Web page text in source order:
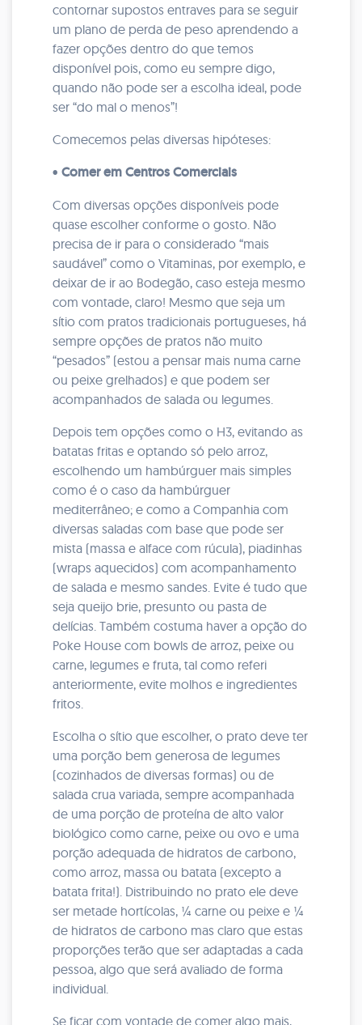
contornar supostos entraves para se seguir
um plano de perda de peso aprendendo a
fazer opções dentro do que temos
disponível pois, como eu sempre digo,
quando não pode ser a escolha ideal, pode
ser “do mal o menos”!
Comecemos pelas diversas hipóteses:
• Comer em Centros Comerciais
Com diversas opções disponíveis pode
quase escolher conforme o gosto. Não
precisa de ir para o considerado “mais
saudável” como o Vitaminas, por exemplo, e
deixar de ir ao Bodegão, caso esteja mesmo
com vontade, claro! Mesmo que seja um
sítio com pratos tradicionais portugueses, há
sempre opções de pratos não muito
“pesados” (estou a pensar mais numa carne
ou peixe grelhados) e que podem ser
acompanhados de salada ou legumes.
Depois tem opções como o H3, evitando as
batatas fritas e optando só pelo arroz,
escolhendo um hambúrguer mais simples
como é o caso da hambúrguer
mediterrâneo; e como a Companhia com
diversas saladas com base que pode ser
mista (massa e alface com rúcula), piadinhas
(wraps aquecidos) com acompanhamento
de salada e mesmo sandes. Evite é tudo que
seja queijo brie, presunto ou pasta de
delícias. Também costuma haver a opção do
Poke House com bowls de arroz, peixe ou
carne, legumes e fruta, tal como referi
anteriormente, evite molhos e ingredientes
fritos.
Escolha o sítio que escolher, o prato deve ter
uma porção bem generosa de legumes
(cozinhados de diversas formas) ou de
salada crua variada, sempre acompanhada
de uma porção de proteína de alto valor
biológico como carne, peixe ou ovo e uma
porção adequada de hidratos de carbono,
como arroz, massa ou batata (excepto a
batata frita!). Distribuindo no prato ele deve
ser metade hortícolas, ¼ carne ou peixe e ¼
de hidratos de carbono mas claro que estas
proporções terão que ser adaptadas a cada
pessoa, algo que será avaliado de forma
individual.
Se ficar com vontade de comer algo mais,